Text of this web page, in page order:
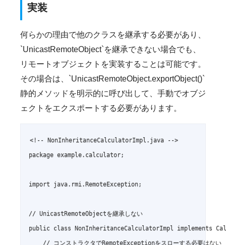
実装
何らかの理由で他のクラスを継承する必要があり、
`UnicastRemoteObject`を継承できない場合でも、
リモートオブジェクトを実装することは可能です。
その場合は、`UnicastRemoteObject.exportObject()`
静的メソッドを明示的に呼び出して、手動でオブジ
ェクトをエクスポートする必要があります。
<!-- NonInheritanceCalculatorImpl.java -->
package example.calculator;
import java.rmi.RemoteException;
// UnicastRemoteObjectを継承しない
public class NonInheritanceCalculatorImpl implements
    // コンストラクタでRemoteExceptionをスローする必要はない